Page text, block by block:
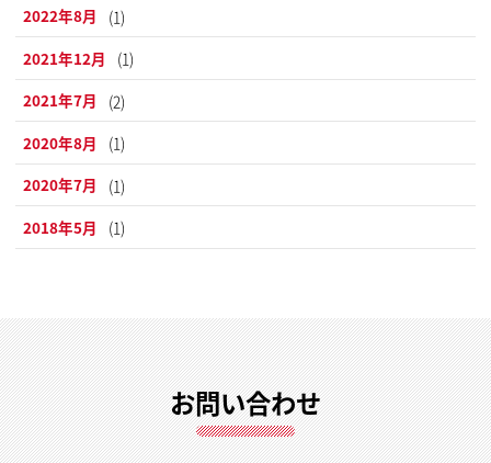
2022年8月
(1)
2021年12月
(1)
2021年7月
(2)
2020年8月
(1)
2020年7月
(1)
2018年5月
(1)
お問い合わせ